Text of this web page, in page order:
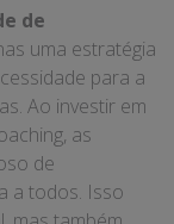
de
uma estratégia
para a
Ao investir em
as
de
a todos. Isso